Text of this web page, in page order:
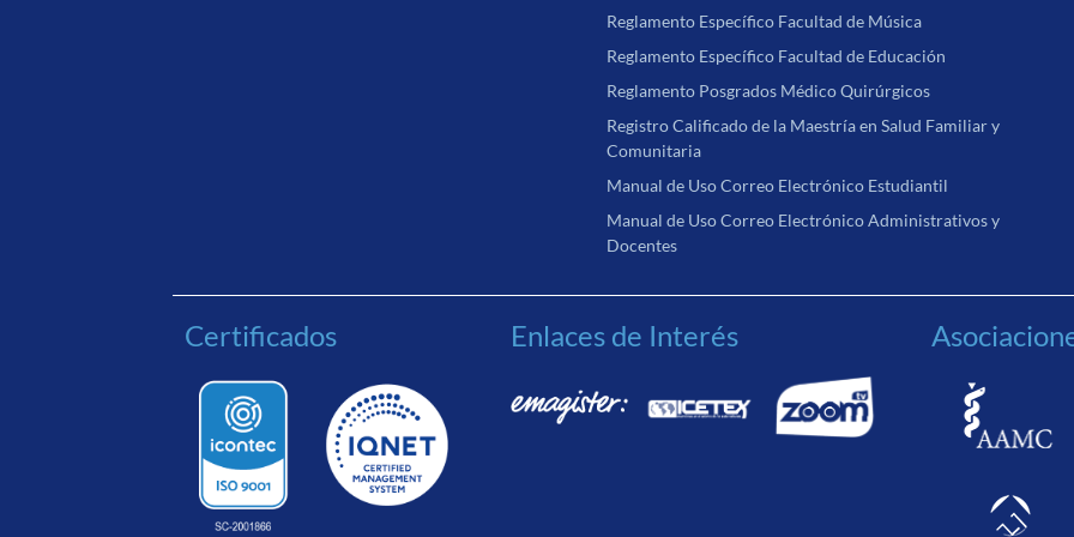
Reglamento Específico Facultad de Música
Reglamento Específico Facultad de Educación
Reglamento Posgrados Médico Quirúrgicos
Registro Calificado de la Maestría en Salud Familiar y
Comunitaria
Manual de Uso Correo Electrónico Estudiantil
Manual de Uso Correo Electrónico Administrativos y
Docentes
Certificados Enlaces de Interés